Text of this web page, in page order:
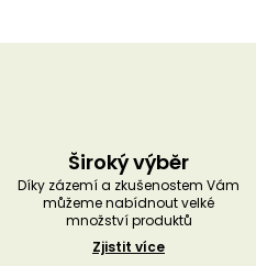
Široký výběr
Díky zázemí a zkušenostem Vám
můžeme nabídnout velké
množství produktů
Zjistit více